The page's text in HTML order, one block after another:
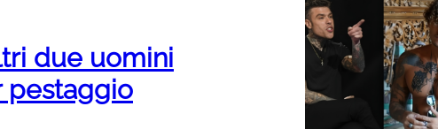
due uomini
pestaggio